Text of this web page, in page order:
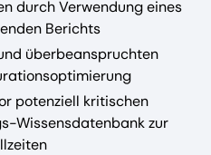
durch Verwendung eines
Berichts
überbeanspruchten
potenziell kritischen
Wissensdatenbank zur